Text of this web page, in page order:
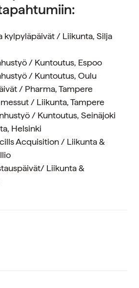
kylpyläpäivät / Liikunta, Silja
/ Kuntoutus, Espoo
/ Kuntoutus, Oulu
/ Pharma, Tampere
/ Liikunta, Tampere
/ Kuntoutus, Seinäjoki
Helsinki
Acquisition / Liikunta &
Liikunta &